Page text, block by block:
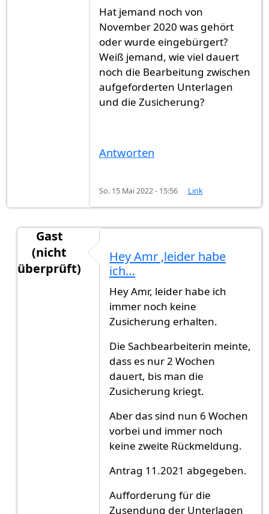
Hat jemand noch von
November 2020 was gehört
oder wurde eingebürgert?
Weiß jemand, wie viel dauert
noch die Bearbeitung zwischen
aufgeforderten Unterlagen
und die Zusicherung?
Antworten
So. 15 Mai 2022 - 15:56 Link
Gast
(nicht
überprüft)
Eingebürgert November von
Hey Amr ,leider habe
ich…
Hey Amr, leider habe ich
immer noch keine
Zusicherung erhalten.
Die Sachbearbeiterin meinte,
dass es nur 2 Wochen
dauert, bis man die
Zusicherung kriegt.
Aber das sind nun 6 Wochen
vorbei und immer noch
keine zweite Rückmeldung.
Antrag 11.2021 abgegeben.
Aufforderung für die
Zusendung der Unterlagen